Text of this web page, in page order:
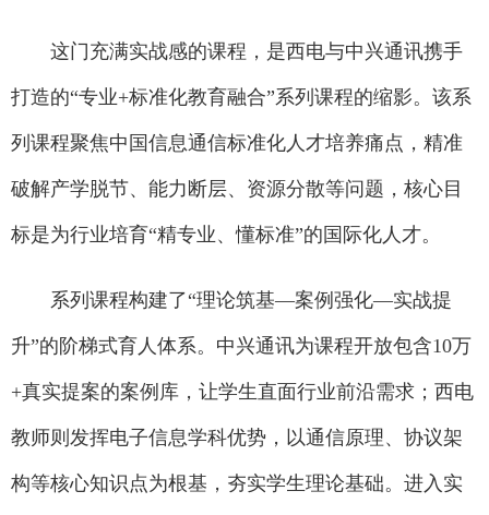
这门充满实战感的课程，是西电与中兴通讯携手
打造的“专业+标准化教育融合”系列课程的缩影。该系
列课程聚焦中国信息通信标准化人才培养痛点，精准
破解产学脱节、能力断层、资源分散等问题，核心目
标是为行业培育“精专业、懂标准”的国际化人才。
系列课程构建了“理论筑基—案例强化—实战提
升”的阶梯式育人体系。中兴通讯为课程开放包含10万
+真实提案的案例库，让学生直面行业前沿需求；西电
教师则发挥电子信息学科优势，以通信原理、协议架
构等核心知识点为根基，夯实学生理论基础。进入实